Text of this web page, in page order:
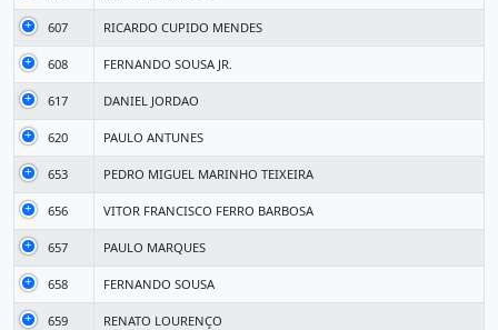
607 RICARDO CUPIDO MENDES
608 FERNANDO SOUSA JR.
617 DANIEL JORDAO
620 PAULO ANTUNES
653 PEDRO MIGUEL MARINHO TEIXEIRA
656 VITOR FRANCISCO FERRO BARBOSA
657 PAULO MARQUES
658 FERNANDO SOUSA
659 RENATO LOURENÇO